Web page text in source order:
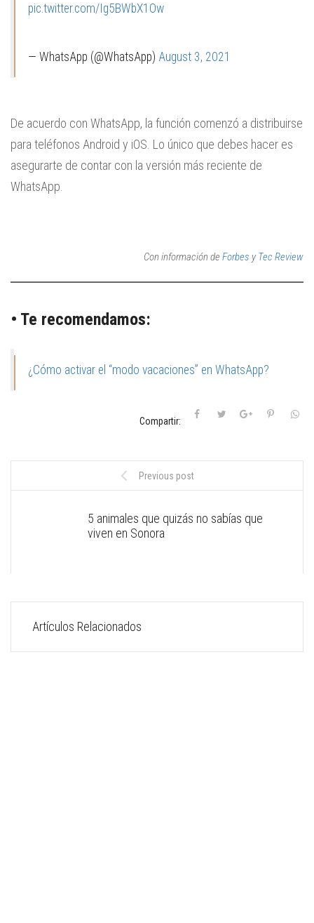
pic.twitter.com/Ig5BWbX1Ow
— WhatsApp (@WhatsApp) August 3, 2021
De acuerdo con WhatsApp, la función comenzó a distribuirse
para teléfonos Android y iOS. Lo único que debes hacer es
asegurarte de contar con la versión más reciente de
WhatsApp.
Con información de Forbes yTec Review
• Te recomendamos:
¿Cómo activar el “modo vacaciones” en WhatsApp?
Compartir:
Previous post
5 animales que quizás no sabías que
viven en Sonora
Artículos Relacionados